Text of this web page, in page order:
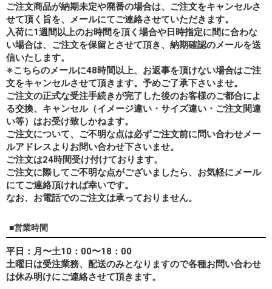
ご注文商品が納期未定や廃番の場合は、ご注文をキャンセルさ
せて頂く旨を、メールにてご連絡させていただきます。
入荷に1週間以上のお時間を頂く場合や日時指定に間に合わな
い場合は、ご注文を保留とさせて頂き、納期確認のメールを送
信いたします。
※こちらのメールに48時間以上、お返事を頂けない場合はご注
文をキャンセルさせて頂きます。予めご了承下さいませ。
ご注文の正式な受注手続きが完了した後のお客様のご都合によ
る交換、キャンセル（イメージ違い・サイズ違い・ご注文間違
い等）はお受け致しかねます。
ご注文について、ご不明な点は必ずご注文前に問い合わせメー
ルアドレスよりお問い合わせ下さいませ。
ご注文は24時間受け付けております。
ご注文に際してご不明な点がございましたら、お気軽にメール
にてご連絡頂ければ幸いです。
なお、 お電話でのご注文は承っておりません。
■営業時間
平日：月〜土10：00〜18：00
土曜日は受注業務、配送のみとなりますので各種お問い合わせ
は休み明けにご連絡させて頂きます。